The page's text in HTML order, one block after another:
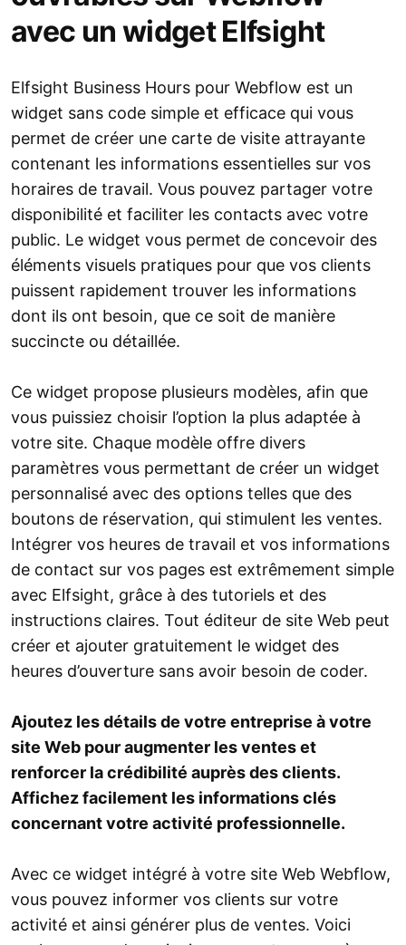
avec un widget Elfsight
Elfsight Business Hours pour Webflow est un
widget sans code simple et efficace qui vous
permet de créer une carte de visite attrayante
contenant les informations essentielles sur vos
horaires de travail. Vous pouvez partager votre
disponibilité et faciliter les contacts avec votre
public. Le widget vous permet de concevoir des
éléments visuels pratiques pour que vos clients
puissent rapidement trouver les informations
dont ils ont besoin, que ce soit de manière
succincte ou détaillée.
Ce widget propose plusieurs modèles, afin que
vous puissiez choisir l’option la plus adaptée à
votre site. Chaque modèle offre divers
paramètres vous permettant de créer un widget
personnalisé avec des options telles que des
boutons de réservation, qui stimulent les ventes.
Intégrer vos heures de travail et vos informations
de contact sur vos pages est extrêmement simple
avec Elfsight, grâce à des tutoriels et des
instructions claires. Tout éditeur de site Web peut
créer et ajouter gratuitement le widget des
heures d’ouverture sans avoir besoin de coder.
Ajoutez les détails de votre entreprise à votre
site Web pour augmenter les ventes et
renforcer la crédibilité auprès des clients.
Affichez facilement les informations clés
concernant votre activité professionnelle.
Avec ce widget intégré à votre site Web Webflow,
vous pouvez informer vos clients sur votre
activité et ainsi générer plus de ventes. Voici